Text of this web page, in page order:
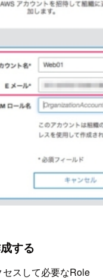
する
スして必要なRole